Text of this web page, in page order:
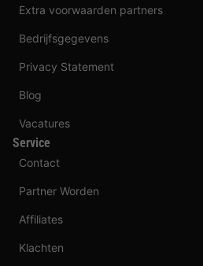
Extra voorwaarden partners
Bedrijfsgegevens
Privacy Statement
Blog
Vacatures
Service
Contact
Partner Worden
Affiliates
Klachten